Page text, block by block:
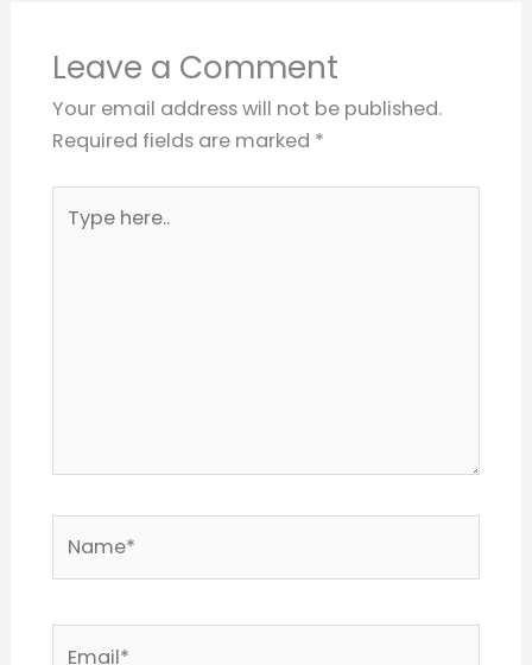
Leave a Comment
Your email address will not be published.
Required fields are marked *
here..